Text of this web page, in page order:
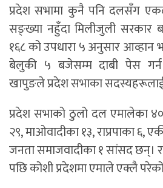
प्रदेश सभामा कुनै पनि दलसँग
सङ्ख्या नहुँदा मिलीजुली सरकार
१६८ को उपधारा ५ अनुसार
बेलुकी ५ बजेसम्म दाबी पेस गर्न
खापुङले प्रदेश सभाका
प्रदेश सभाको ठुलो दल एमालेका
२९, माओवादीका १३, राप्रपाका ६,
जनता समाजवादीका १ सांसद छन्।
पछि कोशी प्रदेशमा एमाले एक्लै